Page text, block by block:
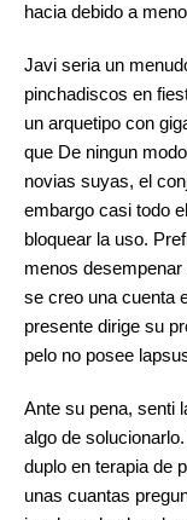
hacia debido a
Javi seri­a un
pinchadiscos en
un arquetipo con
que De ningun
novias suyas, el
embargo casi todo
bloquear la uso.
menos
se creo una cuenta
presente dirige su
pelo no posee
Ante su pena, senti
algo de
duplo en terapia de
unas cuantas